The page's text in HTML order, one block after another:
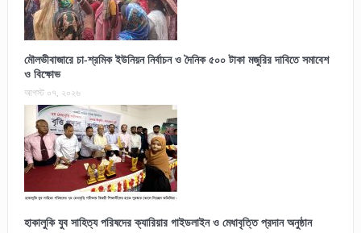
মৌলভীবাজারে চা-শ্রমিক ইউনিয়ন নির্বাচন ও দৈনিক ৫০০ টাকা মজুরির দাবিতে সমাবেশ
ও বিক্ষোভ
আগস্ট ০৭, ২০২৬
হাকালুকি যুব সাহিত্য পরিষদের ক্যারিয়ার গাইডলাইন ও মেধাবৃত্তি প্রদান অনুষ্ঠান